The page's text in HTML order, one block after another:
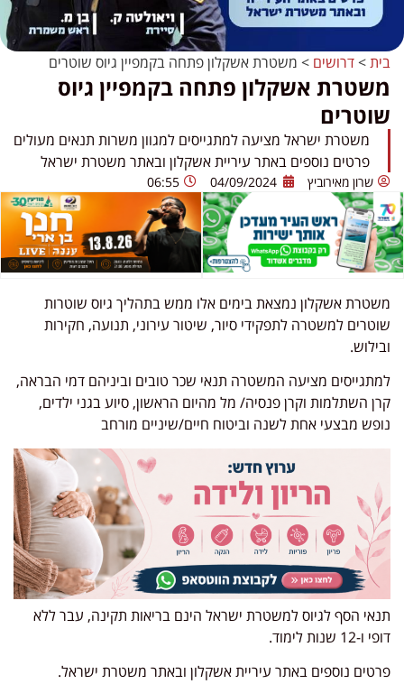
בית>דרושים > משטרת אשקלון פתחה בקמפיין גיוס שוטרים
משטרת אשקלון פתחה בקמפיין גיוס
שוטרים
משטרת ישראל מציעה למתגייסים למגוון משרות תנאים מעולים
פרטים נוספים באתר עיריית אשקלון ובאתר משטרת ישראל
שרון מאירוביץ 04/09/2024
06:55
משטרת אשקלון נמצאת בימים אלו ממש בתהליך גיוס שוטרות
שוטרים למשטרה לתפקידי סיור, שיטור עירוני, תנועה, חקירות
ובילוש.
למתגייסים מציעה המשטרה תנאי שכר טובים וביניהם דמי הבראה,
קרן השתלמות וקרן פנסיה/ מל מהיום הראשון, סיוע בגני ילדים,
נופש מבצעי אחת לשנה וביטוח חיים/שיניים מורחב
תנאי הסף לגיוס למשטרת ישראל הינם בריאות תקינה, עבר ללא
דופי ו-12 שנות לימוד.
פרטים נוספים באתר עיריית אשקלון ובאתר משטרת ישראל.